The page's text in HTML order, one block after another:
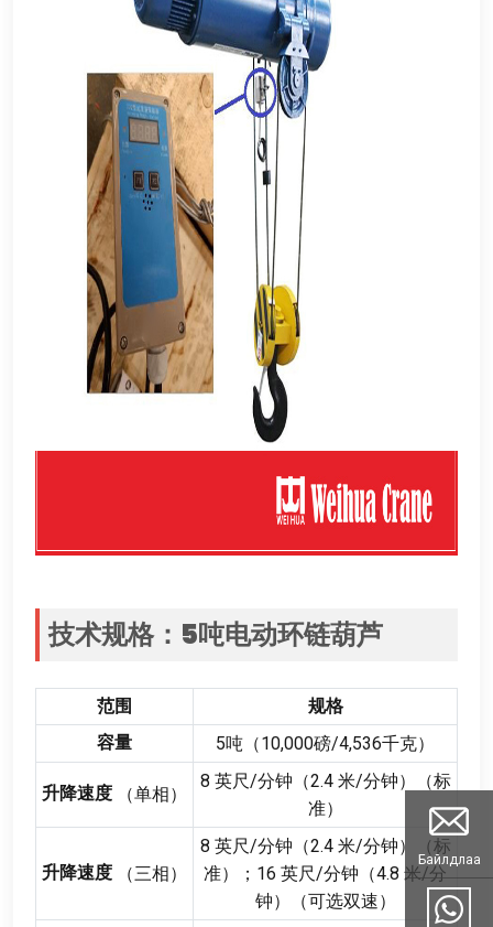
技术规格：5吨电动环链葫芦
范围
规格
容量
5吨（10,000磅/4,536千克）
升降速度 （单相）
8 英尺/分钟（2.4 米/分钟）（标
准）
升降速度 （三相）
8 英尺/分钟（2.4 米/分钟）（标
准）
；16 英尺/分钟（4.8 米/分
钟）（可选双速）
Байлдлаа